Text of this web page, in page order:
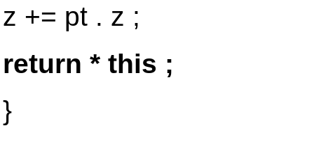
z += pt . z ;
return * this ;
}